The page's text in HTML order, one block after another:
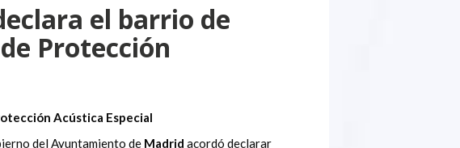
el barrio de
Protección
Acústica Especial
del Ayuntamiento de Madrid acordó declarar